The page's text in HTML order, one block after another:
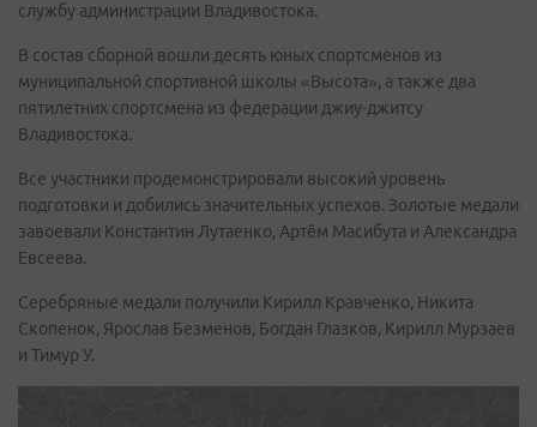
службу администрации Владивостока.
В состав сборной вошли десять юных спортсменов из
муниципальной спортивной школы «Высота», а также два
пятилетних спортсмена из федерации джиу-джитсу
Владивостока.
Все участники продемонстрировали высокий уровень
подготовки и добились значительных успехов. Золотые медали
завоевали Константин Лутаенко, Артём Масибута и Александра
Евсеева.
Серебряные медали получили Кирилл Кравченко, Никита
Скопенок, Ярослав Безменов, Богдан Глазков, Кирилл Мурзаев
и Тимур У.